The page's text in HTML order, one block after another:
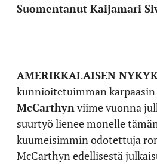
Suomentanut Kaijamari
AMERIKKALAISEN
kunnioitetuimman karpaasin
McCarthynviime vuonna
suurtyö lienee monelle
kuumeisimmin odotettuja
McCarthyn edellisestä